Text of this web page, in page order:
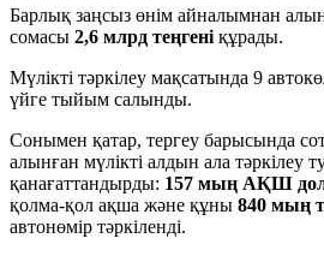
Барлық заңсыз өнім айналымнан
сомасы 2,6 млрд теңгеніқұрады.
Мүлікті тәркілеу мақсатында 9
үйге тыйым салынды.
Сонымен қатар, тергеу барысында
алынған мүлікті алдын ала тәркілеу
қанағаттандырды: 157 мың АҚШ
қолма-қол ақша және құны 840 мың
автонөмір тәркіленді.